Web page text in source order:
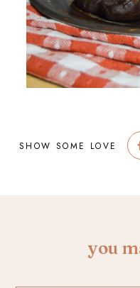
SHOW SOME LOVE
you